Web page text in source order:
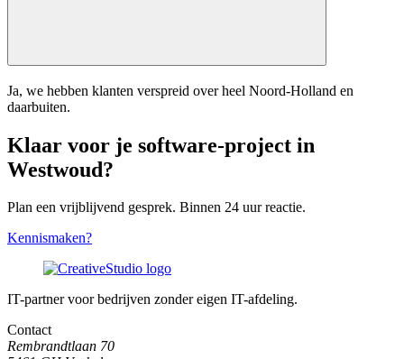
Ja, we hebben klanten verspreid over heel Noord-Holland en
daarbuiten.
Klaar voor je software-project in
Westwoud?
Plan een vrijblijvend gesprek. Binnen 24 uur reactie.
Kennismaken?
IT-partner voor bedrijven zonder eigen IT-afdeling.
Contact
Rembrandtlaan 70